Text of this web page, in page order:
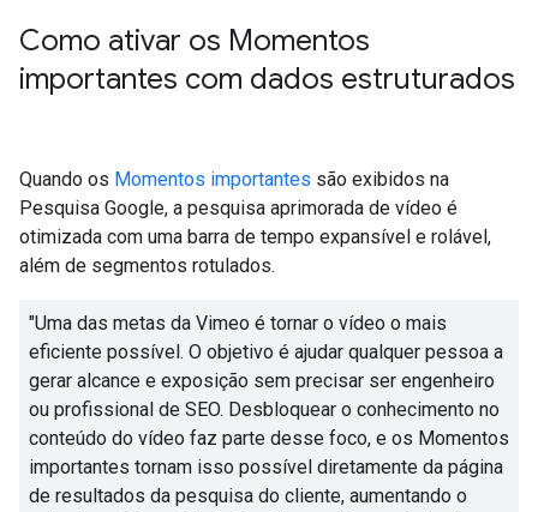
Como ativar os Momentos
importantes com dados estruturados
Quando os Momentos importantes são exibidos na
Pesquisa Google, a pesquisa aprimorada de vídeo é
otimizada com uma barra de tempo expansível e rolável,
além de segmentos rotulados.
"Uma das metas da Vimeo é tornar o vídeo o mais
eficiente possível. O objetivo é ajudar qualquer pessoa a
gerar alcance e exposição sem precisar ser engenheiro
ou profissional de SEO. Desbloquear o conhecimento no
conteúdo do vídeo faz parte desse foco, e os Momentos
importantes tornam isso possível diretamente da página
de resultados da pesquisa do cliente, aumentando o